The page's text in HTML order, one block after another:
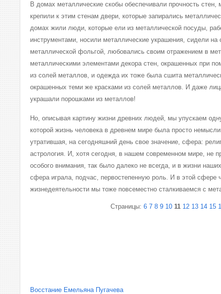
В домах металлические скобы обеспечивали прочность стен,
крепили к этим стенам двери, которые запирались
домах жили люди, которые ели из металлической посуды,
инструментами, носили металлические украшения, сидели на
металлической фольгой, любовались своим отражением в
металлическими элементами декора стен, окрашенных при
из солей металлов, и одежда их тоже была сшита
окрашенных теми же красками из солей металлов. И даже
украшали порошками из металлов!
Но, описывая картину жизни древних людей, мы упускаем
которой жизнь человека в древнем мире была просто
утратившая, на сегодняшний день свое значение, сфера:
астрология. И, хотя сегодня, в нашем современном мире, не
особого внимания, так было далеко не всегда, и в жизни
сфера играла, подчас, первостепенную роль. И в этой сфере
жизнедеятельности мы тоже повсеместно сталкиваемся с
Страницы: 6 7 8 9 10 11 12 13 14 15
Восстание Емельяна Пугачева